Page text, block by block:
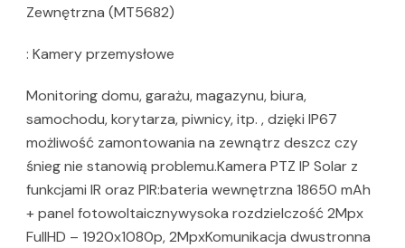
Zewnętrzna (MT5682)
: Kamery przemysłowe
Monitoring domu, garażu, magazynu, biura,
samochodu, korytarza, piwnicy, itp. , dzięki IP67
możliwość zamontowania na zewnątrz deszcz czy
śnieg nie stanowią problemu.Kamera PTZ IP Solar z
funkcjami IR oraz PIR:bateria wewnętrzna 18650 mAh
+ panel fotowoltaicznywysoka rozdzielczość 2Mpx
FullHD – 1920x1080p, 2MpxKomunikacja dwustronna